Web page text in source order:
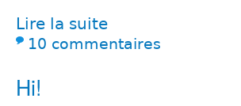
Lire la suite
10 commentaires
Hi!